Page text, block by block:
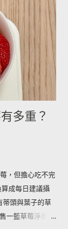
沙拉油 4g
酥油 4g 13g
5g 15g 210g 清
70g 葡萄乾 ----
多重？
，但擔心吃不完
成每日建議攝
頭與葉子的草
一籃草莓淨重為